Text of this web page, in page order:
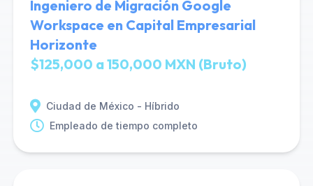
Ingeniero de Migración Google
Workspace en Capital Empresarial
Horizonte
$125,000 a 150,000 MXN (Bruto)
Ciudad de México - Híbrido
Empleado de tiempo completo